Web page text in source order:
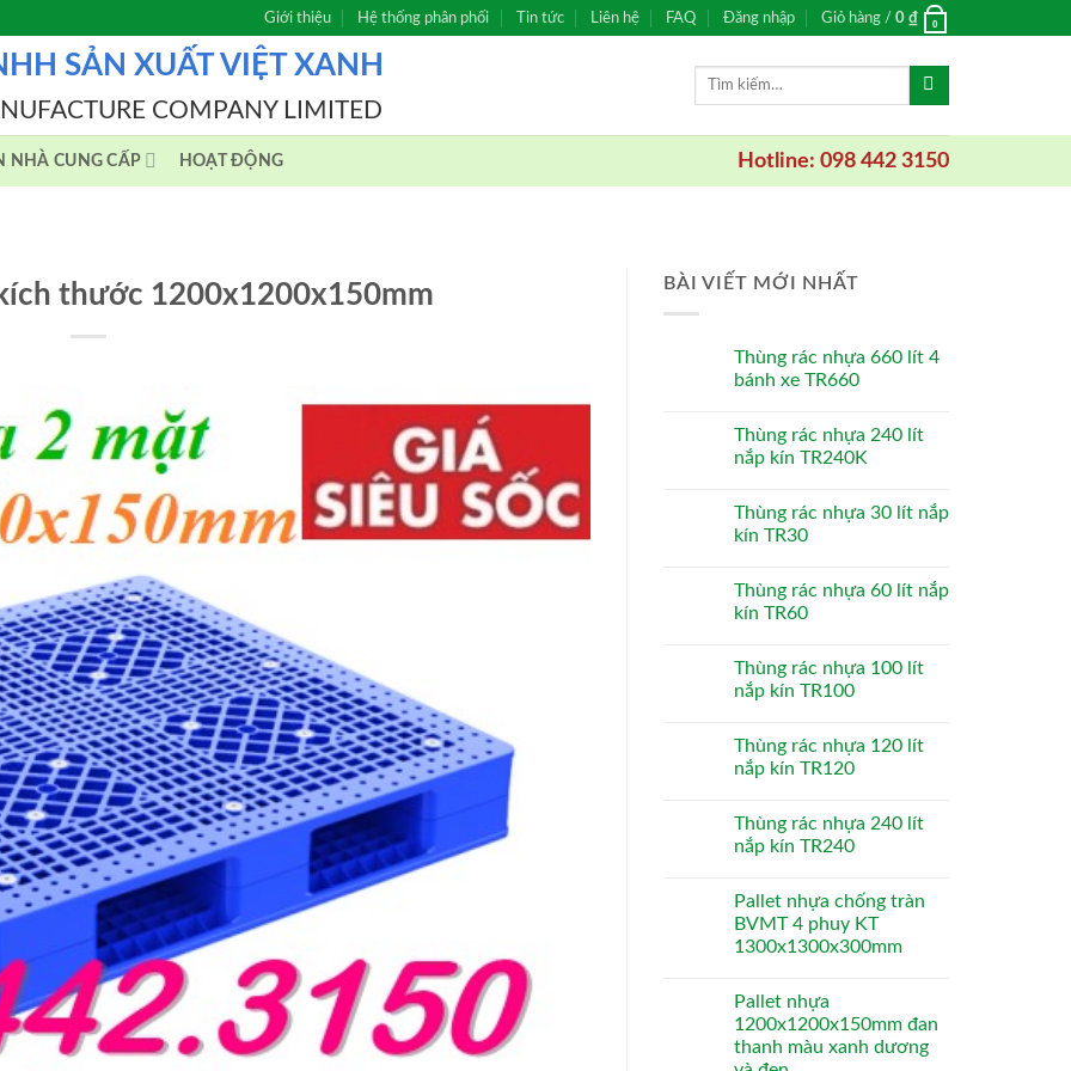
Giới thiệu Hệ thống phân phối Tin tức Liên hệ FAQ Đăng nhập Giỏ hàng / 0 ₫ 0
SẢN XUẤT VIỆT XANH
COMPANY LIMITED
Tìm
NHÀ CUNG CẤP HOẠT ĐỘNG Hotline: 098 442 3150
thước 1200x1200x150mm BÀI VIẾT MỚI NHẤT
Thùng rác nhựa 660 lít 4
bánh xe TR660
Thùng rác nhựa 240 lít
nắp kín TR240K
Thùng rác nhựa 30 lít nắp
kín TR30
Thùng rác nhựa 60 lít nắp
kín TR60
Thùng rác nhựa 100 lít
nắp kín TR100
Thùng rác nhựa 120 lít
nắp kín TR120
Thùng rác nhựa 240 lít
nắp kín TR240
Pallet nhựa chống tràn
BVMT 4 phuy KT
1300x1300x300mm
Pallet nhựa
1200x1200x150mm đan
thanh màu xanh dương